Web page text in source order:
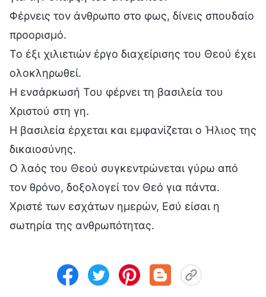
Φέρνεις τον άνθρωπο στο φως, δίνεις σπουδαίο
προορισμό.
Το έξι χιλιετιών έργο διαχείρισης του Θεού έχει
ολοκληρωθεί.
Η ενσάρκωσή Του φέρνει τη βασιλεία του
Χριστού στη γη.
Η βασιλεία έρχεται και εμφανίζεται ο Ήλιος της
δικαιοσύνης.
Ο λαός του Θεού συγκεντρώνεται γύρω από
τον θρόνο, δοξολογεί τον Θεό για πάντα.
Χριστέ των εσχάτων ημερών, Εσύ είσαι η
σωτηρία της ανθρωπότητας.